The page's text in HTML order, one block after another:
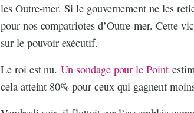
les Outre-mer. Si le gouvernement ne les
pour nos compatriotes d’Outre-mer. Cette
sur le pouvoir exécutif.
Le roi est nu.Un sondage pour le Point
cela atteint 80% pour ceux qui gagnent